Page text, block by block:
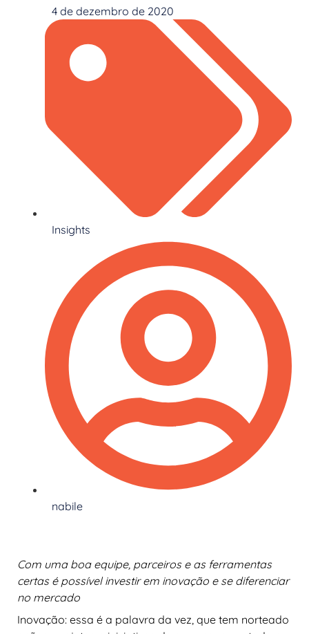
4 de dezembro de 2020
Insights
nabile
Com uma boa equipe, parceiros e as ferramentas
certas é possível investir em inovação e se diferenciar
no mercado
Inovação: essa é a palavra da vez, que tem norteado